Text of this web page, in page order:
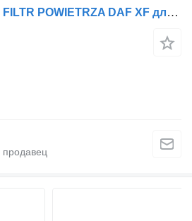
Воздушный фильтр FILTR POWIETRZA DAF XF для грузовика DAF XF